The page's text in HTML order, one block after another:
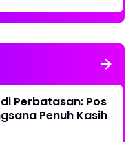
Perbatasan: Pos
Penuh Kasih